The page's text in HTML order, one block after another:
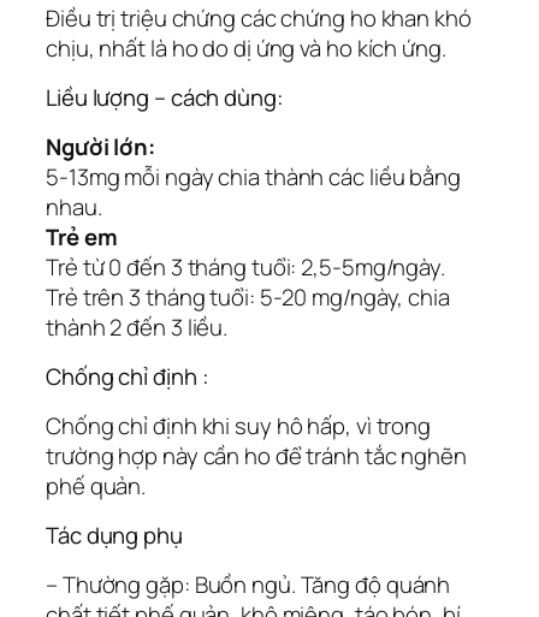
Điều trị triệu chứng các chứng ho khan khó
chịu, nhất là ho do dị ứng và ho kích ứng.
Liều lượng – cách dùng:
Người lớn:
5-13mg mỗi ngày chia thành các liều bằng
nhau.
Trẻ em
Trẻ từ 0 đến 3 tháng tuổi: 2,5-5mg/ngày.
Trẻ trên 3 tháng tuổi: 5-20 mg/ngày, chia
thành 2 đến 3 liều.
Chống chỉ định :
Chống chỉ định khi suy hô hấp, vì trong
trường hợp này cần ho để tránh tắc nghẽn
phế quản.
Tác dụng phụ
– Thường gặp: Buồn ngủ. Tăng độ quánh